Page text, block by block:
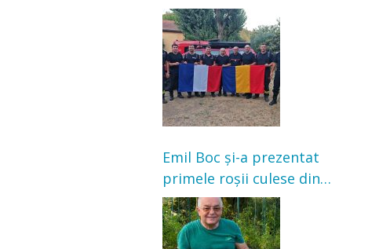
Franța. Au intervenit la
incendii de vegetație și
pădure
Emil Boc și-a prezentat
primele roșii culese din
grădină: „Niciun magazin
nu poate oferi această
satisfacție”